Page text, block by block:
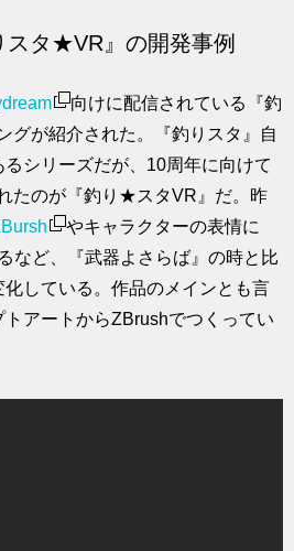
スタ★VR』の開発事例
向けに配信されている『釣
グが紹介された。『釣りスタ』自
シリーズだが、10周年に向けて
たのが『釣り★スタVR』だ。昨
やキャラクターの表情に
など、『武器よさらば』の時と比
している。作品のメインとも言
アートからZBrushでつくってい